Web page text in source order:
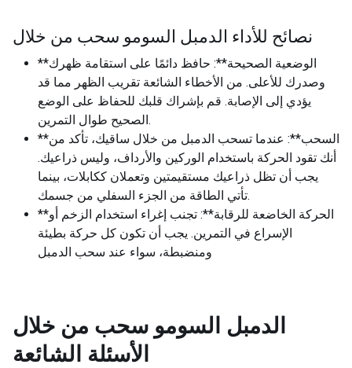
نصائح للأداء الدمبل السومو سحب من خلال
**الوضعية الصحيحة**: حافظ دائمًا على استقامة ظهرك
وصدرك للأعلى. من الأخطاء الشائعة تقريب الظهر مما قد
يؤدي إلى الإصابة. قم بإشراك قلبك للحفاظ على الوضع
الصحيح طوال التمرين.
**السحب**: عندما تسحب الدمبل من خلال ساقيك، تأكد من
أنك تقود الحركة باستخدام الوركين والأرداف، وليس ذراعيك.
يجب أن تظل ذراعيك مستقيمتين وتعملان ككابلات، بينما
تأتي الطاقة من الجزء السفلي من جسمك.
**الحركة الخاضعة للرقابة**: تجنب إغراء استخدام الزخم أو
الإسراع في التمرين. يجب أن تكون كل حركة بطيئة
ومنضبطة، سواء عند سحب الدمبل
الدمبل السومو سحب من خلال
الأسئلة الشائعة